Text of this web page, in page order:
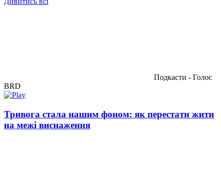
Подкасти - Голос
BRD
Тривога стала нашим фоном: як перестати жити
на межі виснаження